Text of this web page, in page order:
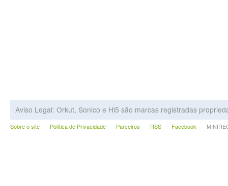
Aviso Legal: Orkut, Sonico e Hi5 são marcas registradas
Sobre o site Política de Privacidade Parceiros RSS Facebook